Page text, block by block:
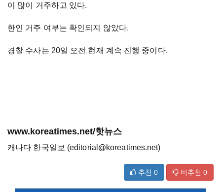
이 많이 거주하고 있다.
한인 거주 여부는 확인되지 않았다.
경찰 수사는 20일 오전 현재 계속 진행 중이다.
www.koreatimes.net/핫뉴스
캐나다 한국일보 (editorial@koreatimes.net)
추천 0 비추천 0